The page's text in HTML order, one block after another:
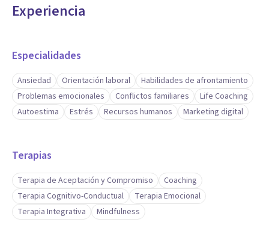
Experiencia
Especialidades
Ansiedad Orientación laboral
Habilidades de afrontamiento
Problemas emocionales
Conflictos familiares
Life Coaching
Autoestima
Estrés Recursos humanos Marketing digital
Terapias
Terapia de Aceptación y Compromiso
Coaching
Terapia Cognitivo-Conductual
Terapia Emocional
Terapia Integrativa
Mindfulness